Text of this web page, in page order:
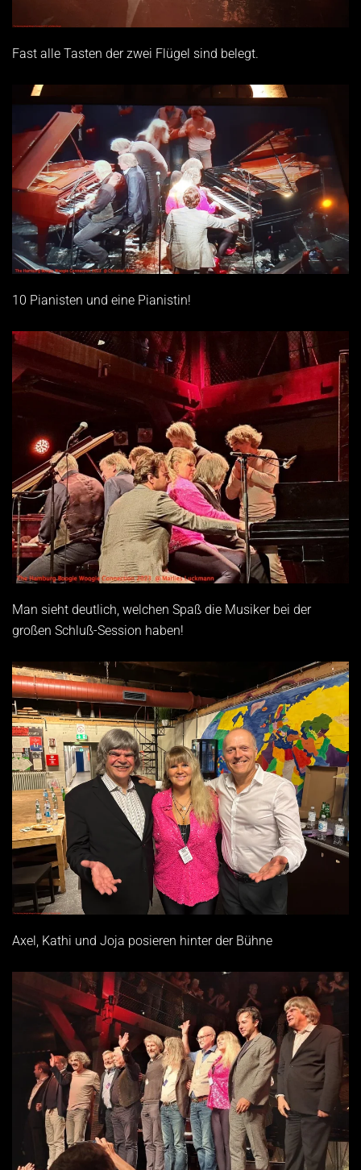
Fast alle Tasten der zwei Flügel sind belegt.
10 Pianisten und eine Pianistin!
Man sieht deutlich, welchen Spaß die Musiker bei der
großen Schluß-Session haben!
Axel, Kathi und Joja posieren hinter der Bühne